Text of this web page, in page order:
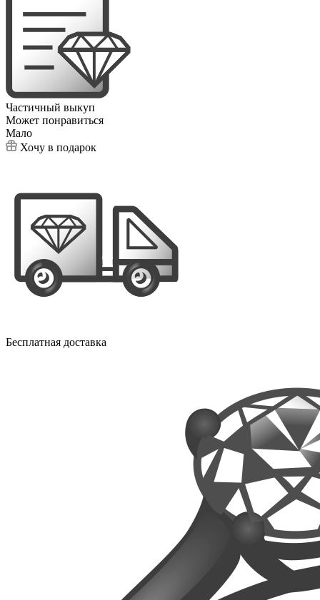
Частичный выкуп
Может понравиться
Мало
Хочу в подарок
Бесплатная доставка